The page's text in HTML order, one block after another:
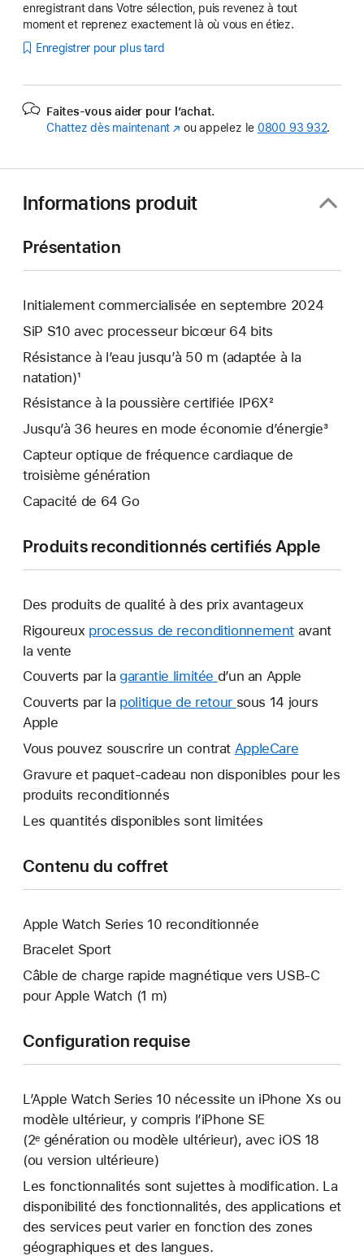
enregistrant dans Votre sélection, puis revenez à tout
moment et reprenez exactement là où vous en étiez.
Enregistrer pour plus tard
Faites-vous aider pour l’achat.
Chattez dès maintenant (s’ouvre
ou appelez le 0800 93 932.
Informations produit
Présentation
Initialement commercialisée en septembre 2024
SiP S10 avec processeur bicœur 64 bits
Résistance à l’eau jusqu’à 50 m (adaptée à la
natation)¹
Résistance à la poussière certifiée IP6X²
Jusqu’à 36 heures en mode économie d’énergie³
Capteur optique de fréquence cardiaque de
troisième génération
Capacité de 64 Go
Produits reconditionnés certifiés Apple
Des produits de qualité à des prix avantageux
Rigoureux processus de reconditionnement avant
la vente
Couverts par la garantie limitée Une
nouvelle
d’un an Apple
Couverts par la politique de retour Une
fenêtre
sous 14 jours
Apple
Vous pouvez souscrire un contrat AppleCare
nouvelle
Gravure et paquet-cadeau non disponibles pour les
produits reconditionnés
Les quantités disponibles sont limitées
Contenu du coffret
Apple Watch Series 10 reconditionnée
Bracelet Sport
Câble de charge rapide magnétique vers USB‑C
pour Apple Watch (1 m)
Configuration requise
L’Apple Watch Series 10 nécessite un iPhone Xs ou
modèle ultérieur, y compris l’iPhone SE
(2ᵉ génération ou modèle ultérieur), avec iOS 18
(ou version ultérieure)
Les fonctionnalités sont sujettes à modification. La
disponibilité des fonctionnalités, des applications et
des services peut varier en fonction des zones
géographiques et des langues.